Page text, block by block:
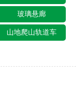
玻璃悬廊
山地爬山轨道车